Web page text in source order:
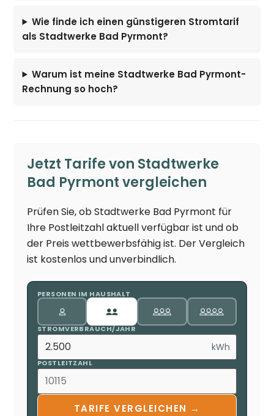
Wie finde ich einen günstigeren Stromtarif
als Stadtwerke Bad Pyrmont?
Warum ist meine Stadtwerke Bad Pyrmont-
Rechnung so hoch?
Jetzt Tarife von Stadtwerke
Bad Pyrmont vergleichen
Prüfen Sie, ob Stadtwerke Bad Pyrmont für
Ihre Postleitzahl aktuell verfügbar ist und ob
der Preis wettbewerbsfähig ist. Der Vergleich
ist kostenlos und unverbindlich.
PERSONEN IM HAUSHALT
STROMVERBRAUCH/JAHR
kWh
POSTLEITZAHL
TARIFE VERGLEICHEN →